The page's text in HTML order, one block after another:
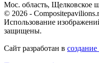
Мос. область, Щелковское
© 2026 -
Использование
защищены.
Сайт разработан в